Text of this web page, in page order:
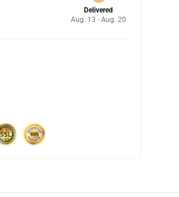
Delivered
Aug. 13 - Aug. 20